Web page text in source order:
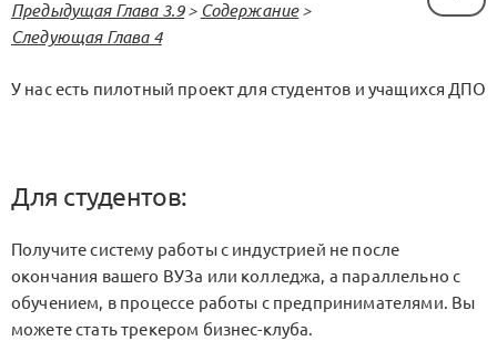
Предыдущая Глава 3.9> Содержание>
Следующая Глава 4
У нас есть пилотный проект для студентов и учащихся ДПО
Для студентов:
Получите систему работы с индустрией не после
окончания вашего ВУЗа или колледжа, а параллельно с
обучением, в процессе работы с предпринимателями. Вы
можете стать трекером бизнес-клуба.